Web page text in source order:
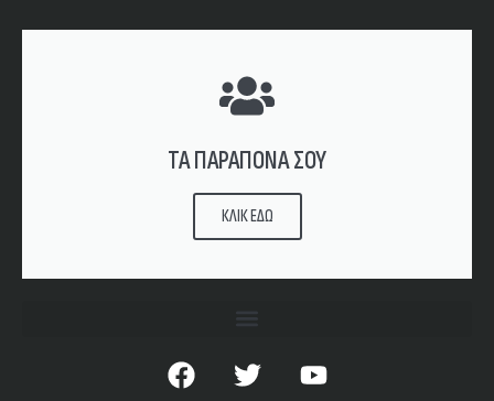
ΤΑ ΠΑΡΑΠΟΝΑ ΣΟΥ
ΚΛΙΚ ΕΔΩ